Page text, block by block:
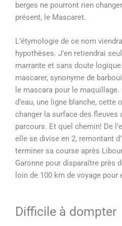
berges ne pourront rien
présent, le Mascaret.
L’étymologie de ce nom
hypothèses. J’en retiendrai
marrante et sans doute
mascarer, synonyme de
le mascara pour le
d’eau, une ligne blanche, cette
changer la surface des fleuves
parcours. Et quel chemin! De
elle se divise en 2, remontant
terminer sa course après
Garonne pour disparaître près
loin de 100 km de voyage pour
Difficile à dompter